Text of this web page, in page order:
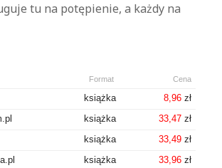
tu na potępienie, a każdy na
Format Cena
książka 8,96zł
książka 33,47zł
książka 33,49zł
książka 33,96zł